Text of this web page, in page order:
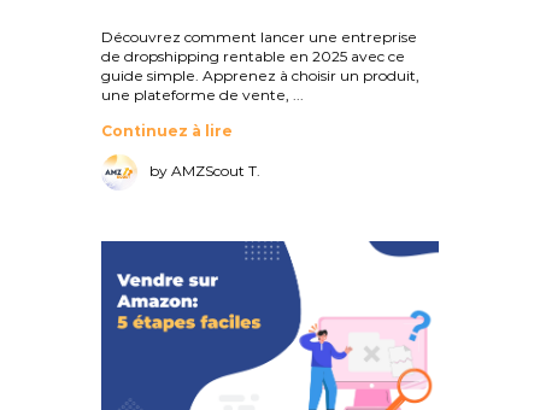
Découvrez comment lancer une entreprise
de dropshipping rentable en 2025 avec ce
guide simple. Apprenez à choisir un produit,
une plateforme de vente, ...
by AMZScout T.
Continuez à lire